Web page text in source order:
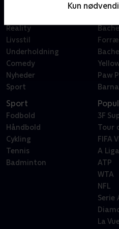
Kun
Reality
Livsstil
Underholdning
Comedy
Nyheder
Sport
Paw
Sport
Fodbold
Håndbold
Cykling
Tennis
Badminton
3F
Tour
FIFA
A Liga
ATP
WTA
NFL
Serie
La